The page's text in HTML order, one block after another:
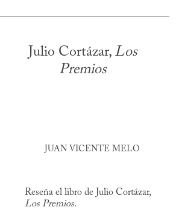
Julio Cortázar, Los
Premios
JUAN VICENTE MELO
Reseña el libro de Julio Cortázar,
Los Premios.